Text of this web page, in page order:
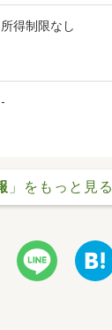
所得制限なし
-
」をもっと見る